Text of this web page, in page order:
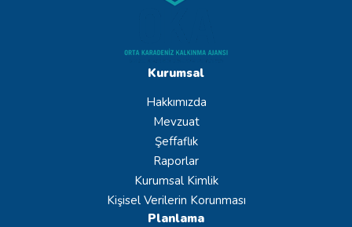
Kurumsal
Hakkımızda
Mevzuat
Şeffaflık
Raporlar
Kurumsal Kimlik
Kişisel Verilerin Korunması
Planlama